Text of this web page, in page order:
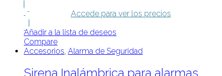
Accede para ver los precios
Añadir a la lista de deseos
Compare
Accesorios, Alarma de Seguridad
Sirena Inalámbrica para alarmas